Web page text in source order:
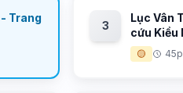
Trang
3
Lục Vân
cứu Kiều
🟡 45p